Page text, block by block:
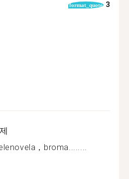
format_quote 3
，broma........